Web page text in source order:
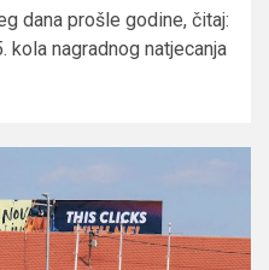
dana prošle godine, čitaj:
nagradnog natjecanja